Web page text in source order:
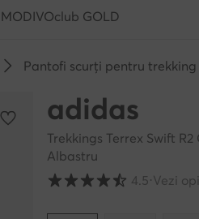
MODIVOclub GOLD
Pantofi scurți pentru trekking
adidas
Trekkings Terrex Swift R2
Albastru
Evaluarea clienților pe o
4.5⋅Vezi